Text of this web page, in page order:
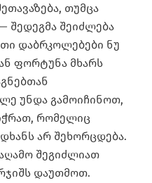
თუმცა
შედეგმა შეიძლება
დაბრკოლებები ნუ
ფორტუნა მხარს
უნდა გამოიჩინოთ,
რომელიც
არ შეხორცდება.
შეგიძლიათ
დაუთმოთ.